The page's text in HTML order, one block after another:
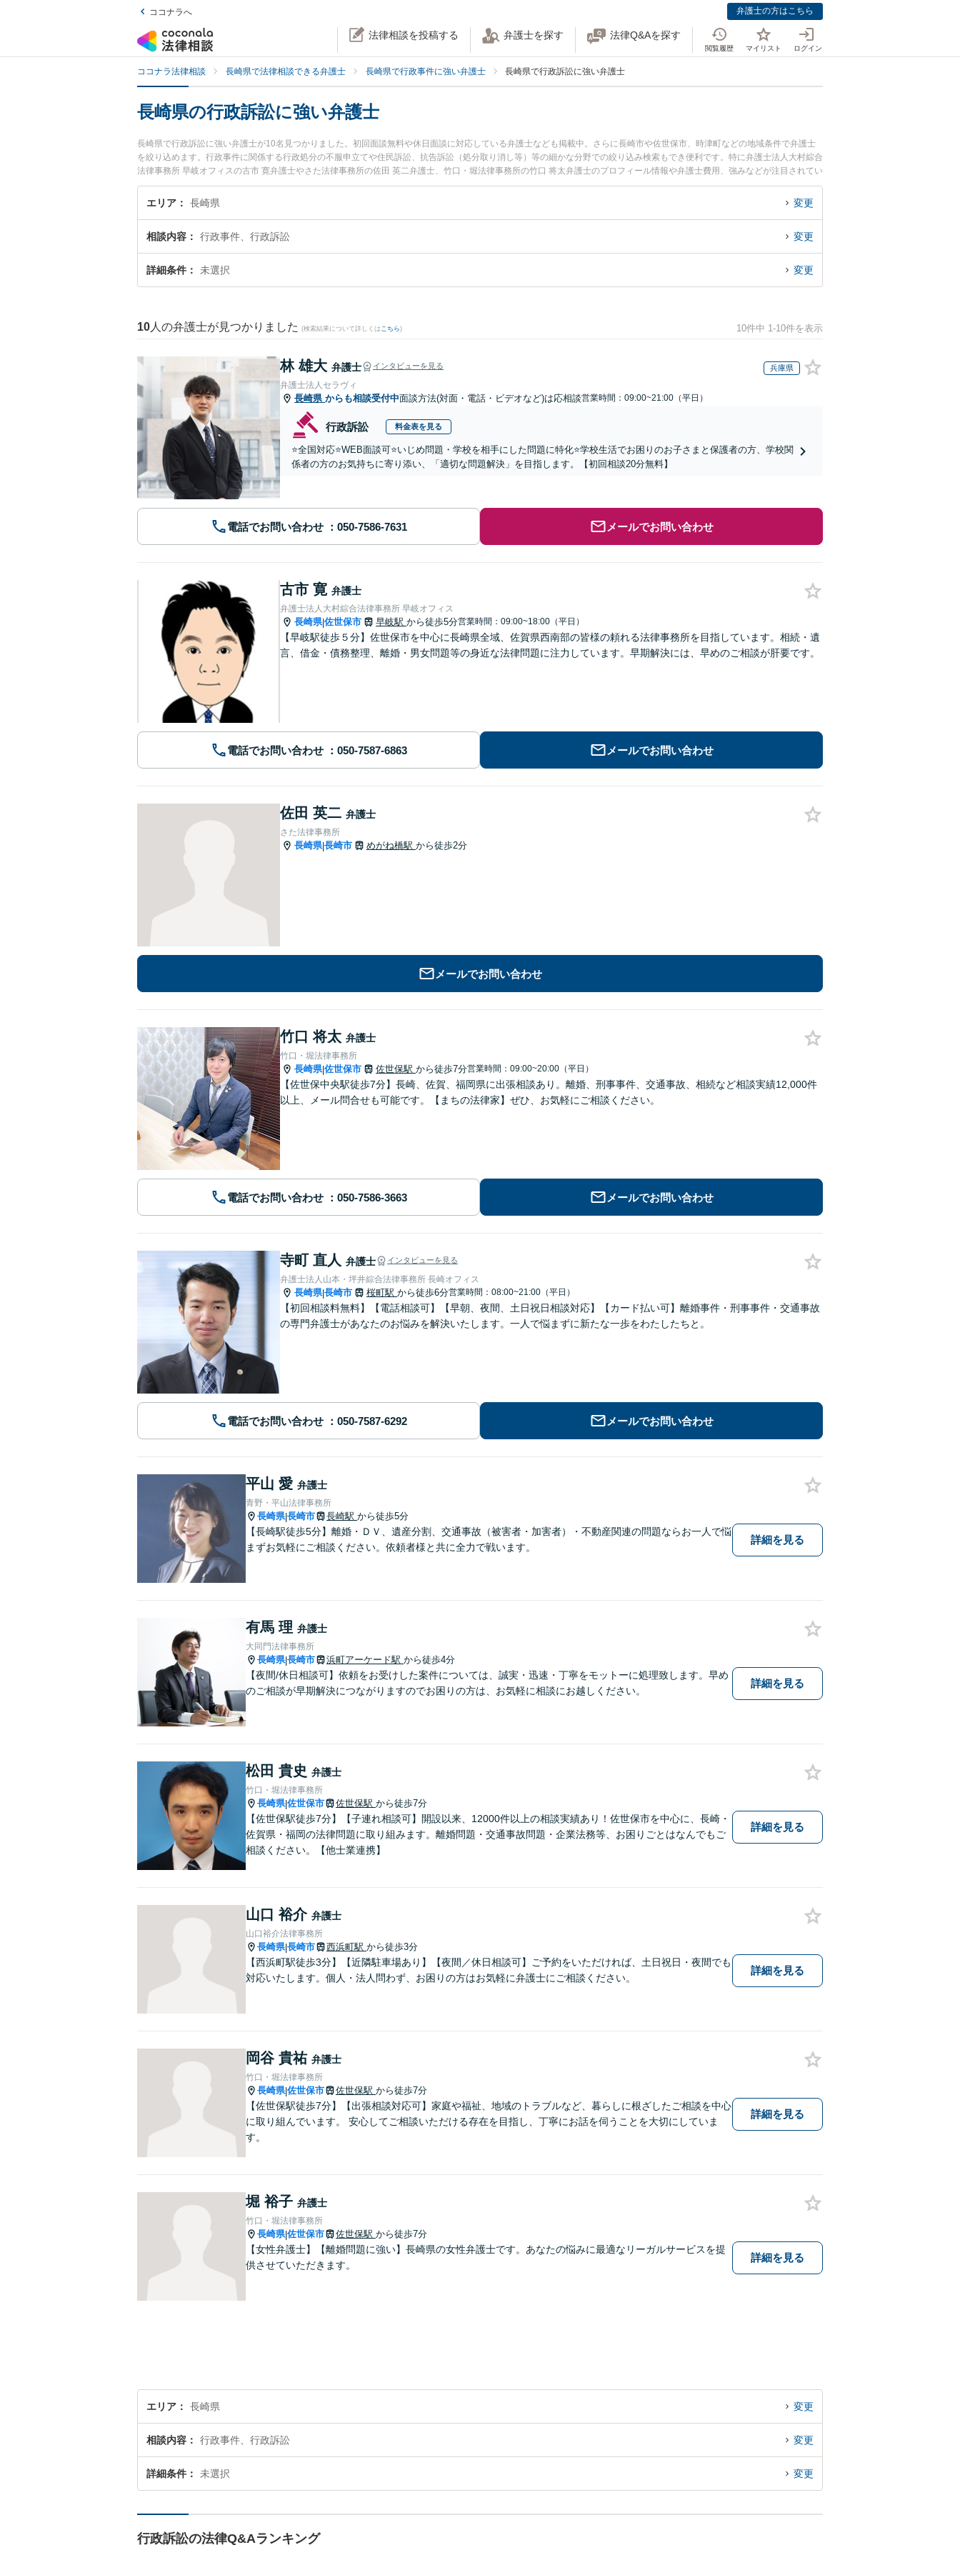
ココナラへ 弁護士の方はこちら
法律相談を投稿する 弁護士を探す 法律Q&Aを探す
閲覧履歴 マイリスト ログイン
ココナラ法律相談 長崎県で法律相談できる弁護士 長崎県で行政事件に強い弁護士 長崎県で行政訴訟に強い弁護士
長崎県の行政訴訟に強い弁護士
長崎県で行政訴訟に強い弁護士が10名見つかりました。初回面談無料や休日面談に対応している弁護士なども掲載中。さらに長崎市や佐世保市、時津町などの地域条件で弁護士
を絞り込めます。行政事件に関係する行政処分の不服申立てや住民訴訟、抗告訴訟（処分取り消し等）等の細かな分野での絞り込み検索もでき便利です。特に弁護士法人大村綜合
法律事務所 早岐オフィスの古市 寛弁護士やさた法律事務所の佐田 英二弁護士、竹口・堀法律事務所の竹口 将太弁護士のプロフィール情報や弁護士費用、強みなどが注目されてい
ます。『長崎県で土日や夜間に発生した行政訴訟のトラブルを今すぐに弁護士に相談したい』『行政訴訟のトラブル解決の実績豊富な近くの弁護士を検索したい』『初回相談無料
で行政訴訟を法律相談できる長崎県内の弁護士に相談予約したい』などでお困りの相談者さんにおすすめです。
エリア 長崎県 変更
相談内容 行政事件、行政訴訟 変更
詳細条件 未選択 変更
10 人の弁護士が見つかりました (検索結果について詳しくは こちら) 10件中 1-10件を表示
林 雄大 弁護士 インタビューを見る 兵庫県
弁護士法人セラヴィ
長崎県 からも相談受付中面談方法(対面・電話・ビデオなど)は応相談営業時間：09:00~21:00（平日）
行政訴訟 料金表を見る
⭐️全国対応⭐️WEB面談可⭐️いじめ問題・学校を相手にした問題に特化⭐️学校生活でお困りのお子さまと保護者の方、学校関
係者の方のお気持ちに寄り添い、「適切な問題解決」を目指します。【初回相談20分無料】
電話でお問い合わせ メールでお問い合わせ
古市 寛 弁護士
弁護士法人大村綜合法律事務所 早岐オフィス
長崎県|佐世保市 早岐駅 から徒歩5分営業時間：09:00~18:00（平日）
【早岐駅徒歩５分】佐世保市を中心に長崎県全域、佐賀県西南部の皆様の頼れる法律事務所を目指しています。相続・遺
言、借金・債務整理、離婚・男女問題等の身近な法律問題に注力しています。早期解決には、早めのご相談が肝要です。
電話でお問い合わせ メールでお問い合わせ
佐田 英二 弁護士
さた法律事務所
長崎県|長崎市 めがね橋駅 から徒歩2分
メールでお問い合わせ
竹口 将太 弁護士
竹口・堀法律事務所
長崎県|佐世保市 佐世保駅 から徒歩7分営業時間：09:00~20:00（平日）
【佐世保中央駅徒歩7分】長崎、佐賀、福岡県に出張相談あり。離婚、刑事事件、交通事故、相続など相談実績12,000件
以上、メール問合せも可能です。【まちの法律家】ぜひ、お気軽にご相談ください。
電話でお問い合わせ メールでお問い合わせ
寺町 直人 弁護士 インタビューを見る
弁護士法人山本・坪井綜合法律事務所 長崎オフィス
長崎県|長崎市 桜町駅 から徒歩6分営業時間：08:00~21:00（平日）
【初回相談料無料】【電話相談可】【早朝、夜間、土日祝日相談対応】【カード払い可】離婚事件・刑事事件・交通事故
の専門弁護士があなたのお悩みを解決いたします。一人で悩まずに新たな一歩をわたしたちと。
電話でお問い合わせ メールでお問い合わせ
平山 愛 弁護士
青野・平山法律事務所
長崎県|長崎市 長崎駅 から徒歩5分
【長崎駅徒歩5分】離婚・ＤＶ、遺産分割、交通事故（被害者・加害者）・不動産関連の問題ならお一人で悩
まずお気軽にご相談ください。依頼者様と共に全力で戦います。
詳細を見る
有馬 理 弁護士
大同門法律事務所
長崎県|長崎市 浜町アーケード駅 から徒歩4分
【夜間/休日相談可】依頼をお受けした案件については、誠実・迅速・丁寧をモットーに処理致します。早め
のご相談が早期解決につながりますのでお困りの方は、お気軽に相談にお越しください。
詳細を見る
松田 貴史 弁護士
竹口・堀法律事務所
長崎県|佐世保市 佐世保駅 から徒歩7分
【佐世保駅徒歩7分】【子連れ相談可】開設以来、12000件以上の相談実績あり！佐世保市を中心に、長崎・
佐賀県・福岡の法律問題に取り組みます。離婚問題・交通事故問題・企業法務等、お困りごとはなんでもご
相談ください。【他士業連携】
詳細を見る
山口 裕介 弁護士
山口裕介法律事務所
長崎県|長崎市 西浜町駅 から徒歩3分
【西浜町駅徒歩3分】【近隣駐車場あり】【夜間／休日相談可】ご予約をいただければ、土日祝日・夜間でも
対応いたします。個人・法人問わず、お困りの方はお気軽に弁護士にご相談ください。
詳細を見る
岡谷 貴祐 弁護士
竹口・堀法律事務所
長崎県|佐世保市 佐世保駅 から徒歩7分
【佐世保駅徒歩7分】【出張相談対応可】家庭や福祉、地域のトラブルなど、暮らしに根ざしたご相談を中心
に取り組んでいます。 安心してご相談いただける存在を目指し、丁寧にお話を伺うことを大切にしていま
す。
詳細を見る
堀 裕子 弁護士
竹口・堀法律事務所
長崎県|佐世保市 佐世保駅 から徒歩7分
【女性弁護士】【離婚問題に強い】長崎県の女性弁護士です。あなたの悩みに最適なリーガルサービスを提
供させていただきます。
詳細を見る
エリア 長崎県 変更
相談内容 行政事件、行政訴訟 変更
詳細条件 未選択 変更
行政訴訟の法律Q&Aランキング